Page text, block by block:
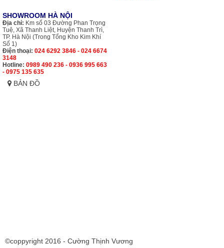
SHOWROOM HÀ NỘI
Địa chỉ: Km số 03 Đường Phan Trọng
Tuệ, Xã Thanh Liệt, Huyện Thanh Trì,
TP. Hà Nội (Trong Tổng Kho Kim Khí
Số 1)
Điện thoại: 024 6292 3846 - 024 6674
3148
Hotline: 0989 490 236 - 0936 995 663
- 0975 135 635
BẢN ĐỒ
©coppyright 2016 - Cường Thịnh Vương